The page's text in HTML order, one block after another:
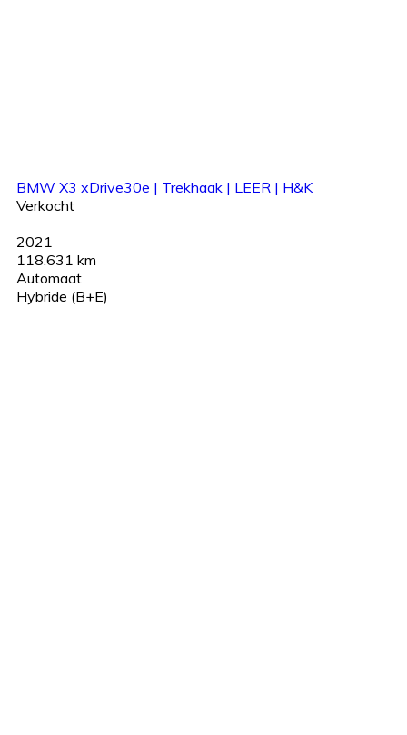
BMW X3 xDrive30e | Trekhaak | LEER | H&K
Verkocht
2021
118.631 km
Automaat
Hybride (B+E)